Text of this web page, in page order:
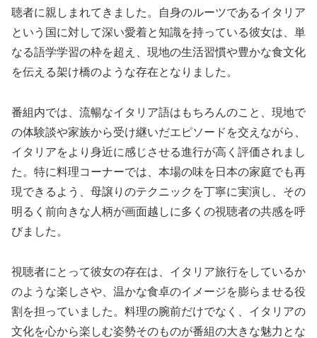
聴者に親しまれてきました。自身のルーツであるイタリア
という国に対して深い愛着と知識を持っている彼女は、単
なる語学学習の枠を超え、現地の生活習慣や豊かな食文化
を伝える架け橋のような存在となりました。
番組内では、流暢なイタリア語はもちろんのこと、現地で
の体験談や家族から受け継いだエピソードを交えながら、
イタリアをより身近に感じさせる進行が高く評価されまし
た。特に料理コーナーでは、本場の味を日本の家庭でも再
現できるよう、母譲りのテクニックを丁寧に実演し、その
明るく前向きな人柄が画面越しに多くの視聴者の共感を呼
びました。
視聴者にとって彼女の存在は、イタリア旅行をしているか
のような楽しさや、温かな食卓のイメージを膨らませる役
割を担っていました。料理の腕前だけでなく、イタリアの
文化を心から楽しむ姿勢そのものが番組の大きな魅力とな